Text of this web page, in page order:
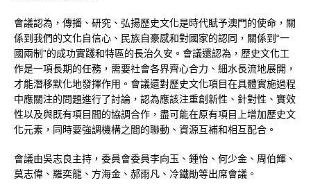
會議認為，傳播、研究、弘揚歷史文化是時代賦予澳門的使命，關
係到我們的文化自信心、民族自豪感和對國家的認同，關係到“一
國兩制”的成功實踐和特區的長治久安。會議還認為，歷史文化工
作是一項長期的任務，需要社會各界齊心合力、細水長流地展開，
才能潛移默化地發揮作用。會議還對歷史文化項目在具體實施過程
中應關注的問題進行了討論，認為應該注重創新性、針對性、實效
性以及與既有項目間的協調合作，盡可能在原有項目上增加歷史文
化元素，同時要強調機構之間的聯動、資源互補和相互配合。
會議由吳志良主持，委員會委員李向玉、鍾怡、何少金、周伯輝、
莫志偉、羅奕龍、方海金、郝雨凡、冷鐵勛等出席會議。